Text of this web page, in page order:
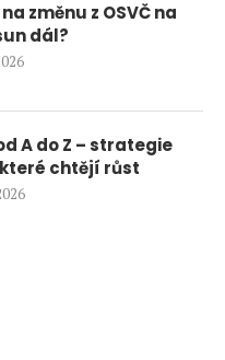
změnu z OSVČ na
dál?
A do Z – strategie
chtějí růst